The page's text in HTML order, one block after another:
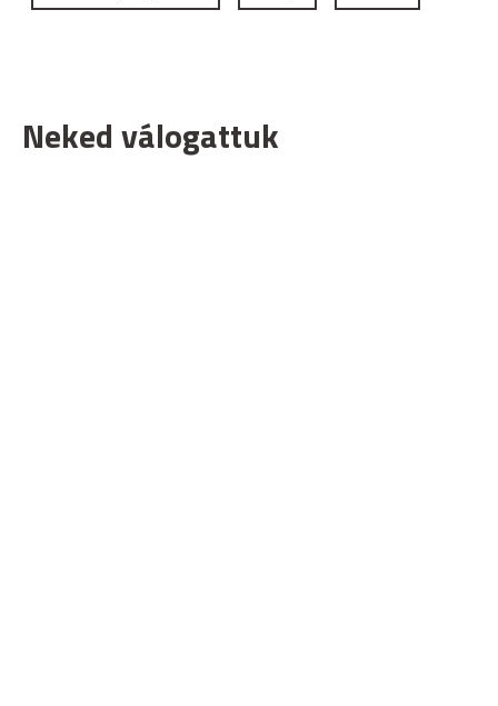
Neked válogattuk